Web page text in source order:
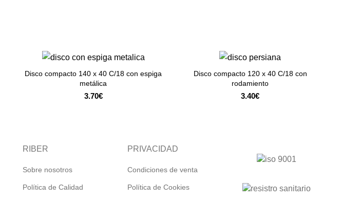
ADD TO CART
Disco compacto 140 x 40 C/18 con espiga
metálica
3.70€
ADD TO CART
Disco compacto 120 x 40 C/18 con
rodamiento
3.40€
RIBER
Sobre nosotros
Política de Calidad
PRIVACIDAD
Condiciones de venta
Política de Cookies